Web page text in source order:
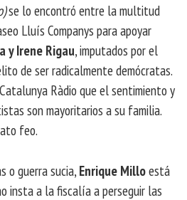
se lo encontró entre la multitud
Lluís Companys para apoyar
y Irene Rigau, imputados por el
de ser radicalmente demócratas.
Ràdio que el sentimiento y
son mayoritarios a su familia.
feo.
o guerra sucia, Enrique Milloestá
insta a la fiscalía a perseguir las